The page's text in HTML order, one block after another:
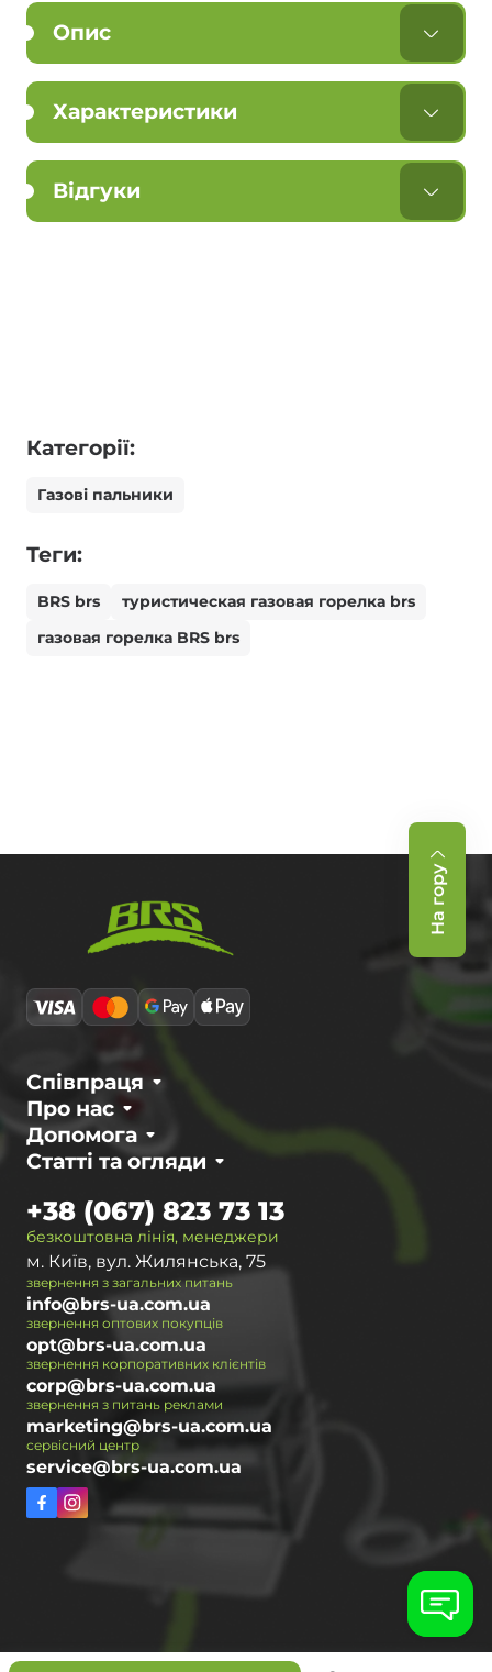
Опис
Характеристики
Відгуки
Категорії:
Газові пальники
Теги:
BRS brs
туристическая газовая горелка brs
газовая горелка BRS brs
На гору
Про нас
Співпраця
Статті та огляди
Допомога
безкоштовна лінія, менеджери
+38 (067) 823 73 13
м. Київ, вул. Жилянська, 75
звернення з загальних питань
info@brs-ua.com.ua
звернення оптових покупців
opt@brs-ua.com.ua
звернення корпоративних клієнтів
corp@brs-ua.com.ua
звернення з питань реклами
marketing@brs-ua.com.ua
сервісний центр
service@brs-ua.com.ua